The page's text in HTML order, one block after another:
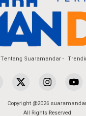
Tentang Suaramandar
Copyright @2026
All Rights Reserved